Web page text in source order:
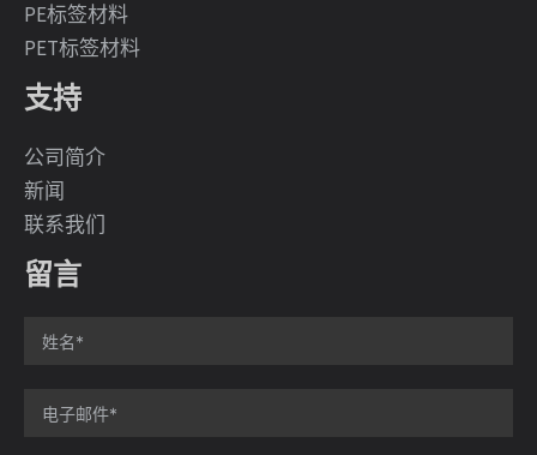
PE标签材料
PET标签材料
支持
公司简介
新闻
联系我们
留言